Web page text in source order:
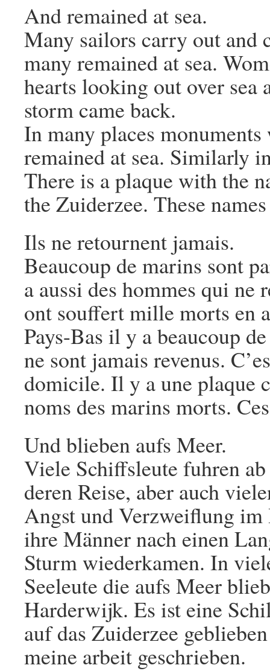
And remained at sea.
Many sailors carry out and
many remained at sea.
hearts looking out over
storm came back.
In many places
remained at sea. Similarly
There is a plaque with the
the Zuiderzee. These
Ils ne retournent jamais.
Beaucoup de marins sont
a aussi des hommes qui ne
ont souffert mille morts en
Pays-Bas il y a beaucoup
ne sont jamais revenus.
domicile. Il y a une plaque
noms des marins morts.
Und blieben aufs Meer.
Viele Schiffsleute fuhren
deren Reise, aber auch
Angst und Verzweiflung im
ihre Männer nach einen
Sturm wiederkamen. In
Seeleute die aufs Meer
Harderwijk. Es ist eine
auf das Zuiderzee
meine arbeit geschrieben.